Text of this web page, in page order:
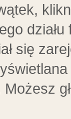
się